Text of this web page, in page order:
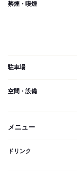
禁煙・喫煙
駐車場
空間・設備
メニュー
ドリンク